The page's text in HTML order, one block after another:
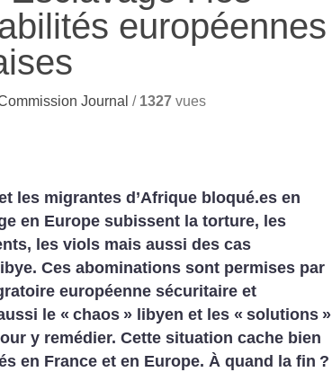
européennes
Journal / 1327 vues
les migrantes d’Afrique bloqué.es en
en Europe subissent la torture, les
les viols mais aussi des cas
Ces abominations sont permises par
européenne sécuritaire et
le « chaos » libyen et les « solutions »
y remédier. Cette situation cache bien
en France et en Europe. À quand la fin ?